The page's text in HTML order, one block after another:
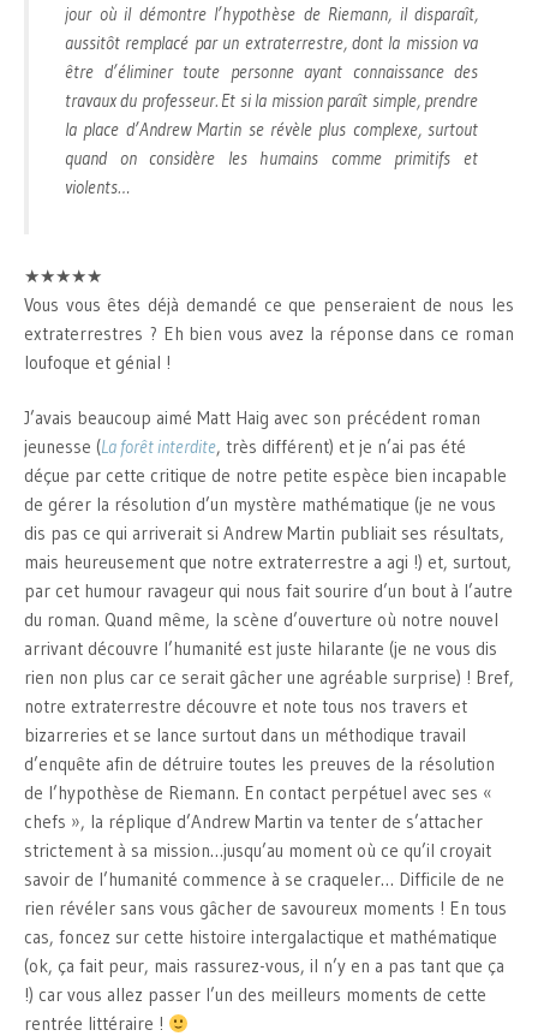
jour où il démontre l’hypothèse de Riemann, il disparaît,
aussitôt remplacé par un extraterrestre, dont la mission va
être d’éliminer toute personne ayant connaissance des
travaux du professeur. Et si la mission paraît simple, prendre
la place d’Andrew Martin se révèle plus complexe, surtout
quand on considère les humains comme primitifs et
violents…
★★★★★
Vous vous êtes déjà demandé ce que penseraient de nous les
extraterrestres ? Eh bien vous avez la réponse dans ce roman
loufoque et génial !
J’avais beaucoup aimé Matt Haig avec son précédent roman
jeunesse (La forêt interdite, très différent) et je n’ai pas été
déçue par cette critique de notre petite espèce bien incapable
de gérer la résolution d’un mystère mathématique (je ne vous
dis pas ce qui arriverait si Andrew Martin publiait ses résultats,
mais heureusement que notre extraterrestre a agi !) et, surtout,
par cet humour ravageur qui nous fait sourire d’un bout à l’autre
du roman. Quand même, la scène d’ouverture où notre nouvel
arrivant découvre l’humanité est juste hilarante (je ne vous dis
rien non plus car ce serait gâcher une agréable surprise) ! Bref,
notre extraterrestre découvre et note tous nos travers et
bizarreries et se lance surtout dans un méthodique travail
d’enquête afin de détruire toutes les preuves de la résolution
de l’hypothèse de Riemann. En contact perpétuel avec ses «
chefs », la réplique d’Andrew Martin va tenter de s’attacher
strictement à sa mission…jusqu’au moment où ce qu’il croyait
savoir de l’humanité commence à se craqueler… Difficile de ne
rien révéler sans vous gâcher de savoureux moments ! En tous
cas, foncez sur cette histoire intergalactique et mathématique
(ok, ça fait peur, mais rassurez-vous, il n’y en a pas tant que ça
!) car vous allez passer l’un des meilleurs moments de cette
rentrée littéraire !